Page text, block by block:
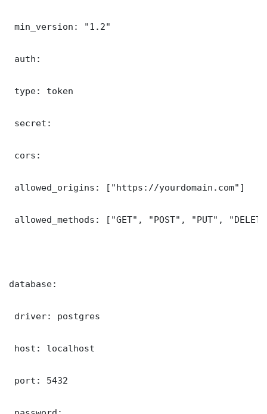
min_version: "1.2"
auth:
type: token
secret:
cors:
allowed_origins: ["https://yourdomain.com"]
allowed_methods: ["GET", "POST", "PUT",
database:
driver: postgres
host: localhost
port: 5432